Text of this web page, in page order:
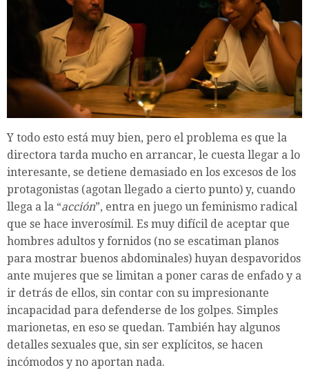
Y todo esto está muy bien, pero el problema es que la
directora tarda mucho en arrancar, le cuesta llegar a lo
interesante, se detiene demasiado en los excesos de los
protagonistas (agotan llegado a cierto punto) y, cuando
llega a la “acción”, entra en juego un feminismo radical
que se hace inverosímil. Es muy difícil de aceptar que
hombres adultos y fornidos (no se escatiman planos
para mostrar buenos abdominales) huyan despavoridos
ante mujeres que se limitan a poner caras de enfado y a
ir detrás de ellos, sin contar con su impresionante
incapacidad para defenderse de los golpes. Simples
marionetas, en eso se quedan. También hay algunos
detalles sexuales que, sin ser explícitos, se hacen
incómodos y no aportan nada.